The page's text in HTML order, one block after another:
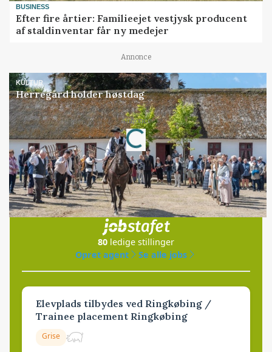
BUSINESS
Efter fire årtier: Familieejet vestjysk producent
af staldinventar får ny medejer
Annonce
KULTUR
Herregård holder høstdag
Annonce
Loading...
Jobs
i samarbejde med
80 ledige stillinger
Opret agent
Se alle jobs
Elevplads tilbydes ved Ringkøbing /
Trainee placement Ringkøbing
Grise